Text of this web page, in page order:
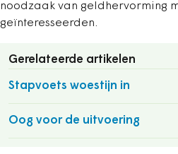
noodzaak van geldhervorming
geïnteresseerden.
Gerelateerde artikelen
Stapvoets woestijn in
Oog voor de uitvoering